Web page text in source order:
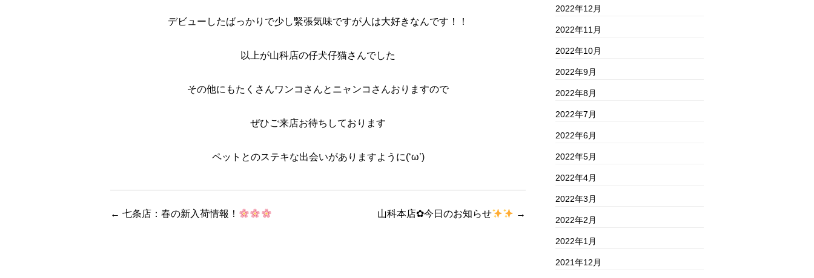
デビューしたばっかりで少し緊張気味ですが人は大好きなんです！！
以上が山科店の仔犬仔猫さんでした
その他にもたくさんワンコさんとニャンコさんおりますので
ぜひご来店お待ちしております
ペットとのステキな出会いがありますように(‘ω’)
← 七条店：春の新入荷情報！ 山科本店✿今日のお知らせ →
2022年12月
2022年11月
2022年10月
2022年9月
2022年8月
2022年7月
2022年6月
2022年5月
2022年4月
2022年3月
2022年2月
2022年1月
2021年12月